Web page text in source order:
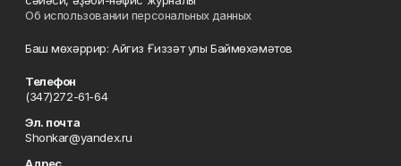
Об использовании персональных данных
Баш мөхәррир: Айгиз Ғиззәт улы Баймөхәмәтов
Телефон
(347)272-61-64
Эл. почта
Shonkar@yandex.ru